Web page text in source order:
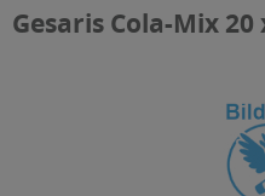
Gesaris Cola-Mix 20